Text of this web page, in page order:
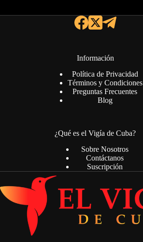
Información
Política de Privacidad
Términos y Condiciones
Preguntas Frecuentes
Blog
¿Qué es el Vigía de Cuba?
Sobre Nosotros
Contáctanos
Suscripción